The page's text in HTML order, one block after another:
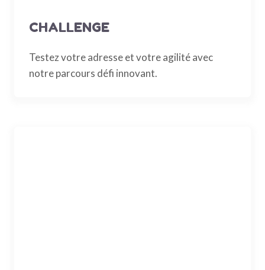
CHALLENGE
Testez votre adresse et votre agilité avec
notre parcours défi innovant.